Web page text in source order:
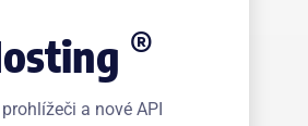
®
a nové API